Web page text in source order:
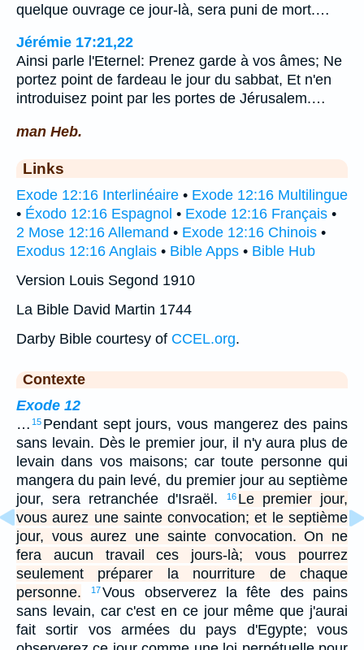
quelque ouvrage ce jour-là, sera puni de mort.…
Jérémie 17:21,22
Ainsi parle l'Eternel: Prenez garde à vos âmes; Ne
portez point de fardeau le jour du sabbat, Et n'en
introduisez point par les portes de Jérusalem.…
man Heb.
Links
Exode 12:16 Interlinéaire • Exode 12:16 Multilingue
• Éxodo 12:16 Espagnol • Exode 12:16 Français •
2 Mose 12:16 Allemand • Exode 12:16 Chinois •
Exodus 12:16 Anglais • Bible Apps • Bible Hub
Version Louis Segond 1910
La Bible David Martin 1744
Darby Bible courtesy of CCEL.org.
Contexte
Exode 12
… 15 Pendant sept jours, vous mangerez des pains
sans levain. Dès le premier jour, il n'y aura plus de
levain dans vos maisons; car toute personne qui
mangera du pain levé, du premier jour au septième
jour, sera retranchée d'Israël.
16 Le premier jour,
vous aurez une sainte convocation; et le septième
jour, vous aurez une sainte convocation. On ne
fera aucun travail ces jours-là; vous pourrez
seulement préparer la nourriture de chaque
personne.
17Vous observerez la fête des pains
sans levain, car c'est en ce jour même que j'aurai
fait sortir vos armées du pays d'Egypte; vous